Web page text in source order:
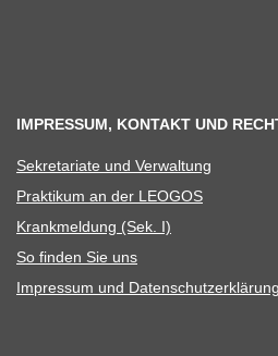
IMPRESSUM, KONTAKT UND
Sekre­ta­riate und Verwaltung
Prak­ti­kum an der LEOGOS
Krank­mel­dung (Sek. I)
So fin­den Sie uns
Impres­sum und Datenschutzerklärung